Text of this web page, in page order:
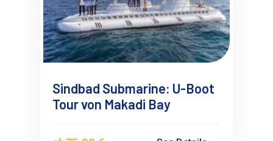
Sindbad Submarine: U-Boot
Tour von Makadi Bay